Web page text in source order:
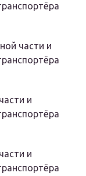
части и
и
и